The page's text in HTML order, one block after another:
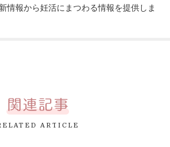
情報から妊活にまつわる情報を提供しま
ARTICLE